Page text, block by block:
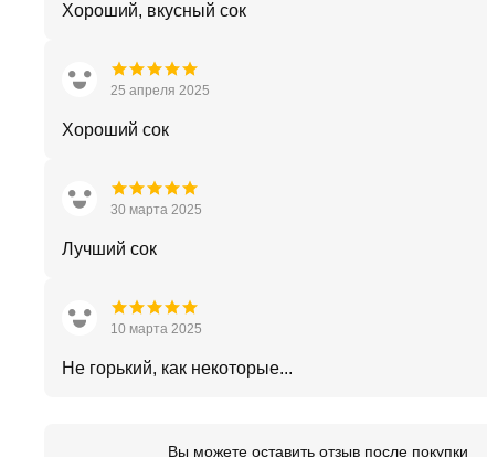
Хороший, вкусный сок
25 апреля 2025
Хороший сок
30 марта 2025
Лучший сок
10 марта 2025
Не горький, как некоторые...
Вы можете оставить отзыв после покупки